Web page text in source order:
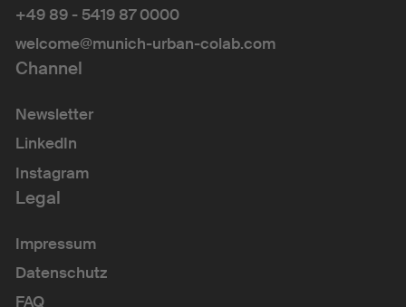
+49 89 - 5419 87 0000
welcome@munich-urban-colab.com
Channel
Newsletter
LinkedIn
Instagram
Legal
Impressum
Datenschutz
FAQ